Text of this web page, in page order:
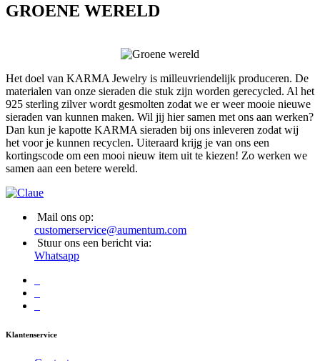
GROENE WERELD
Het doel van KARMA Jewelry is milleuvriendelijk produceren. De
materialen van onze sieraden die stuk zijn worden gerecycled. Al het
925 sterling zilver wordt gesmolten zodat we er weer mooie nieuwe
sieraden van kunnen maken. Wil jij hier samen met ons aan werken?
Dan kun je kapotte KARMA sieraden bij ons inleveren zodat wij
het voor je kunnen recyclen. Uiteraard krijg je van ons een
kortingscode om een mooi nieuw item uit te kiezen! Zo werken we
samen aan een betere wereld.
Mail ons op:
customerservice@aumentum.com
Stuur ons een bericht via:
Whatsapp
Klantenservice